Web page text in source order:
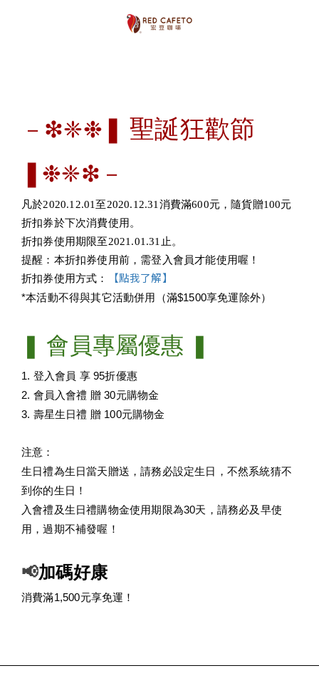
－❇❈❉ ❚
❉❈❇－
凡於2020.12.01至2020.12.31消費滿600元，隨貨贈100元
折扣券於下次消費使用。
折扣券使用期限至2021.01.31止。
提醒：本折扣券使用前，需登入會員才能使用喔！
折扣券使用方式：
【點我了解】
*本活動不得與其它活動併用（滿$1500享免運除外）
會員專屬優惠
1. 登入會員 享 95折優惠
2. 會員入會禮 贈 30元購物金
3. 壽星生日禮 贈 100元購物金
注意：
生日禮為生日當天贈送，請務必設定生日，不然系統猜不
到你的生日！
入會禮及生日禮購物金使用期限為30天，請務必及早使
用，過期不補發喔！
📢加碼好康
消費滿1,500元享免運！